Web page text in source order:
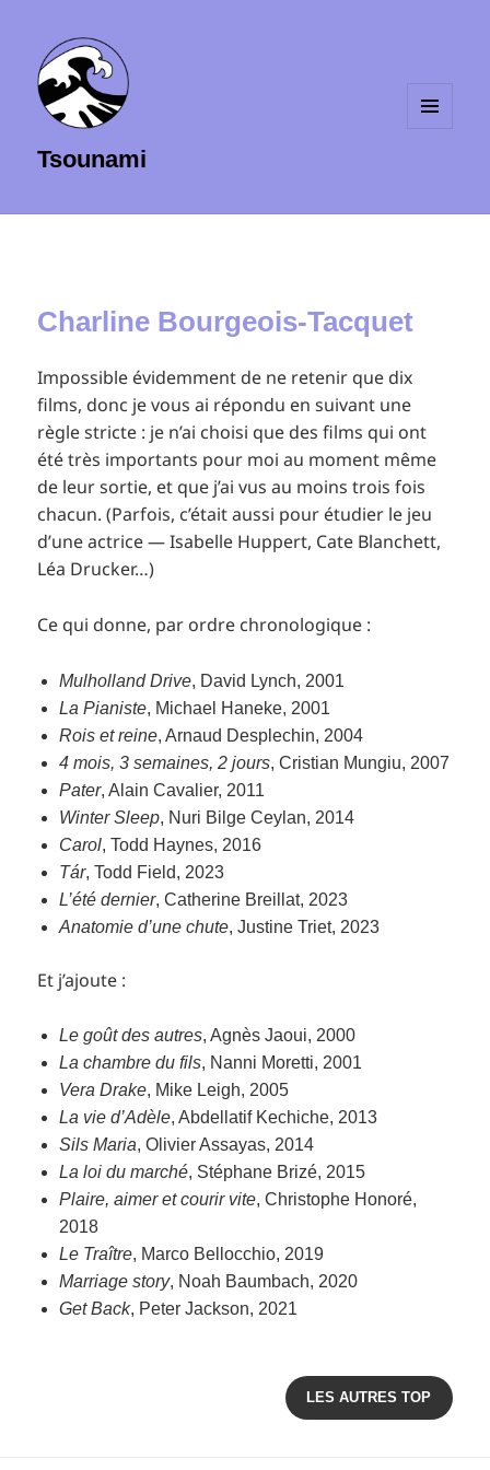
Tsounami
Charline Bourgeois-Tacquet
Impossible évidemment de ne retenir que dix
films, donc je vous ai répondu en suivant une
règle stricte : je n’ai choisi que des films qui ont
été très importants pour moi au moment même
de leur sortie, et que j’ai vus au moins trois fois
chacun. (Parfois, c’était aussi pour étudier le jeu
d’une actrice — Isabelle Huppert, Cate Blanchett,
Léa Drucker…)
Ce qui donne, par ordre chronologique :
Mulholland Drive, David Lynch, 2001
La Pianiste, Michael Haneke, 2001
Rois et reine, Arnaud Desplechin, 2004
4 mois, 3 semaines, 2 jours, Cristian Mungiu, 2007
Pater, Alain Cavalier, 2011
Winter Sleep, Nuri Bilge Ceylan, 2014
Carol, Todd Haynes, 2016
Tár, Todd Field, 2023
L’été dernier, Catherine Breillat, 2023
Anatomie d’une chute, Justine Triet, 2023
Et j’ajoute :
Le goût des autres, Agnès Jaoui, 2000
La chambre du fils, Nanni Moretti, 2001
Vera Drake, Mike Leigh, 2005
La vie d’Adèle, Abdellatif Kechiche, 2013
Sils Maria, Olivier Assayas, 2014
La loi du marché, Stéphane Brizé, 2015
Plaire, aimer et courir vite, Christophe Honoré,
2018
Le Traître, Marco Bellocchio, 2019
Marriage story, Noah Baumbach, 2020
Get Back, Peter Jackson, 2021
LES AUTRES TOP